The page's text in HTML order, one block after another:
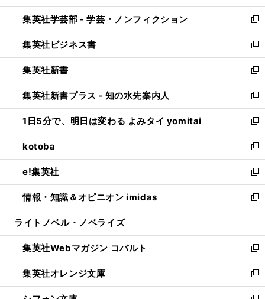
開
く
ウ
で
開
く
ン
ド
ウ
で
開
く
ウ
ィ
ン
ド
ウ
で
開
く
集英社学芸部 - 学芸・ノンフィクション
新
し
い
ウ
ィ
ン
ド
ウ
で
開
く
集英社ビジネス書
新
し
い
ウ
ィ
ン
ド
ウ
で
開
く
集英社新書
新
し
い
ウ
ィ
ン
ド
ウ
で
開
く
集英社新書プラス - 知の水先案内人
新
し
い
ウ
ィ
ン
ド
ウ
で
開
1日5分で、明日は変わる よみタイ yomitai
新
し
い
ウ
ィ
ン
ド
ウ
開
く
kotoba
新
し
い
ウ
ィ
ン
ウ
で
開
く
e!集英社
新
し
い
ウ
ン
ド
ウ
で
開
情報・知識＆オピニオン imidas
新
し
ウ
ィ
ン
ド
ウ
ライトノベル・ノベライズ
集英社Webマガジン コバルト
新
し
い
ウ
集英社オレンジ文庫
新
し